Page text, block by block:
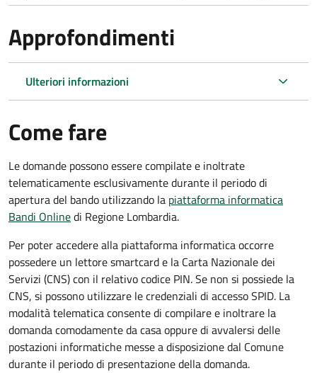
Approfondimenti
Ulteriori informazioni
Come fare
Le domande possono essere compilate e inoltrate
telematicamente esclusivamente durante il periodo di
apertura del bando utilizzando la piattaforma informatica
Bandi Onlinedi Regione Lombardia.
Per poter accedere alla piattaforma informatica occorre
possedere un lettore smartcard e la Carta Nazionale dei
Servizi (CNS) con il relativo codice PIN. Se non si possiede la
CNS, si possono utilizzare le credenziali di accesso SPID. La
modalità telematica consente di compilare e inoltrare la
domanda comodamente da casa oppure di avvalersi delle
postazioni informatiche messe a disposizione dal Comune
durante il periodo di presentazione della domanda.